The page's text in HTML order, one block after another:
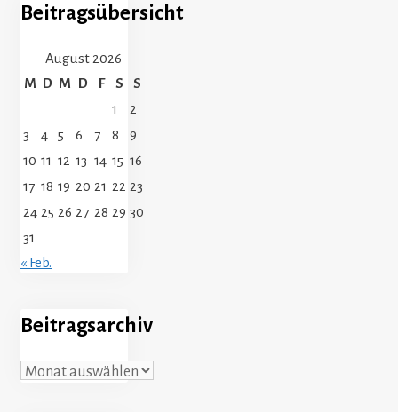
Beitragsübersicht
August 2026
M D M D F S
S
1
2
3
4 5 6 7 8
9
10 11 12 13 14 15 16
17 18 19 20 21 22 23
24 25 26 27 28 29 30
31
« Feb.
Beitragsarchiv
Beitragsarchiv